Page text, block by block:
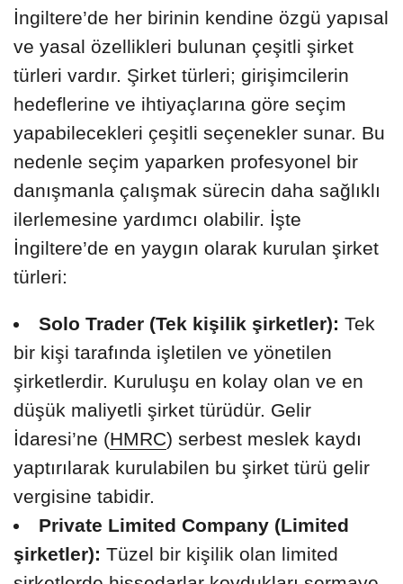
İngiltere’de her birinin kendine özgü yapısal
ve yasal özellikleri bulunan çeşitli şirket
türleri vardır. Şirket türleri; girişimcilerin
hedeflerine ve ihtiyaçlarına göre seçim
yapabilecekleri çeşitli seçenekler sunar. Bu
nedenle seçim yaparken profesyonel bir
danışmanla çalışmak sürecin daha sağlıklı
ilerlemesine yardımcı olabilir. İşte
İngiltere’de en yaygın olarak kurulan şirket
türleri:
Solo Trader (Tek kişilik şirketler): Tek
bir kişi tarafında işletilen ve yönetilen
şirketlerdir. Kuruluşu en kolay olan ve en
düşük maliyetli şirket türüdür. Gelir
İdaresi’ne (HMRC) serbest meslek kaydı
yaptırılarak kurulabilen bu şirket türü gelir
vergisine tabidir.
Private Limited Company (Limited
şirketler): Tüzel bir kişilik olan limited